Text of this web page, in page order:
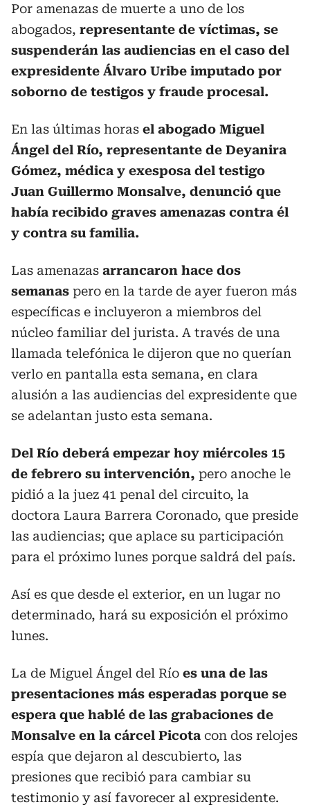
Por amenazas de muerte a uno de los
abogados, representante de víctimas, se
suspenderán las audiencias en el caso del
expresidente Álvaro Uribe imputado por
soborno de testigos y fraude procesal.
En las últimas horas el abogado Miguel
Ángel del Río, representante de Deyanira
Gómez, médica y exesposa del testigo
Juan Guillermo Monsalve, denunció que
había recibido graves amenazas contra él
y contra su familia.
Las amenazas arrancaron hace dos
semanas pero en la tarde de ayer fueron más
específicas e incluyeron a miembros del
núcleo familiar del jurista. A través de una
llamada telefónica le dijeron que no querían
verlo en pantalla esta semana, en clara
alusión a las audiencias del expresidente que
se adelantan justo esta semana.
Del Río deberá empezar hoy miércoles 15
de febrero su intervención, pero anoche le
pidió a la juez 41 penal del circuito, la
doctora Laura Barrera Coronado, que preside
las audiencias; que aplace su participación
para el próximo lunes porque saldrá del país.
Así es que desde el exterior, en un lugar no
determinado, hará su exposición el próximo
lunes.
La de Miguel Ángel del Río es una de las
presentaciones más esperadas porque se
espera que hablé de las grabaciones de
Monsalve en la cárcel Picota con dos relojes
espía que dejaron al descubierto, las
presiones que recibió para cambiar su
testimonio y así favorecer al expresidente.